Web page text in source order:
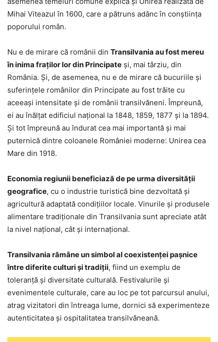
Mihai Viteazul în 1600, care a pătruns adânc în conştiinţa
poporului român.
Nu e de mirare că românii din Transilvania au fost mereu
în inima fraţilor lor din Principate şi, mai târziu, din
România. Şi, de asemenea, nu e de mirare că bucuriile şi
suferinţele românilor din Principate au fost trăite cu
aceeaşi intensitate şi de românii transilvăneni. Împreună,
ei au înălţat edificiul naţional la 1848, 1859, 1877 şi la 1894.
Şi tot împreună au îndurat cea mai importantă şi mai
puternică dintre coloanele României moderne: Unirea cea
Mare din 1918.
Economia regiunii beneficiază de pe urma diversității
geografice, cu o industrie turistică bine dezvoltată și
agricultură adaptată condițiilor locale. Vinurile și produsele
alimentare tradiționale din Transilvania sunt apreciate atât
la nivel național, cât și internațional.
Transilvania rămâne un simbol al coexistenței pașnice
între diferite culturi și tradiții, fiind un exemplu de
toleranță și diversitate culturală. Festivalurile și
evenimentele culturale, care au loc pe tot parcursul anului,
atrag vizitatori din întreaga lume, dornici să experimenteze
autenticitatea și ospitalitatea transilvăneană.